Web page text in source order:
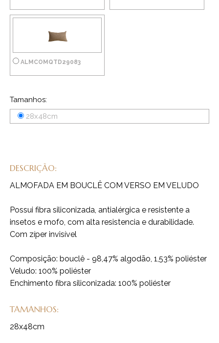
ALMCOMQTD29083
Tamanhos:
28x48cm
DESCRIÇÃO:
ALMOFADA EM BOUCLÊ COM VERSO EM VELUDO
Possui fibra siliconizada, antialérgica e resistente a
insetos e mofo, com alta resistencia e durabilidade.
Com zíper invisível
Composição: bouclê - 98,47% algodão, 1,53% poliéster
Veludo: 100% poliéster
Enchimento fibra siliconizada: 100% poliéster
TAMANHOS:
28x48cm